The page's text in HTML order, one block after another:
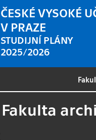
ČESKÉ VYSOKÉ
V PRAZE
STUDIJNÍ PLÁNY
2025/2026
Fakulta